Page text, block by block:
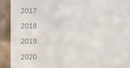
2017
2018
2019
2020